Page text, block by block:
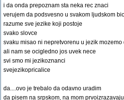
i da onda prepoznam sta neka rec znaci
verujem da podsvesno u svakom ljudskom
razume sve jezike koji postoje
svako slovce
svaku misao ni nepretvorenu u jezik mozemo
ali nam se ocigledno jos uvek nece
svi smo mi jezikoznanci
svejezikopricalice
da....ovo je trebalo da odavno uradim
da pisem na srpskom, na mom